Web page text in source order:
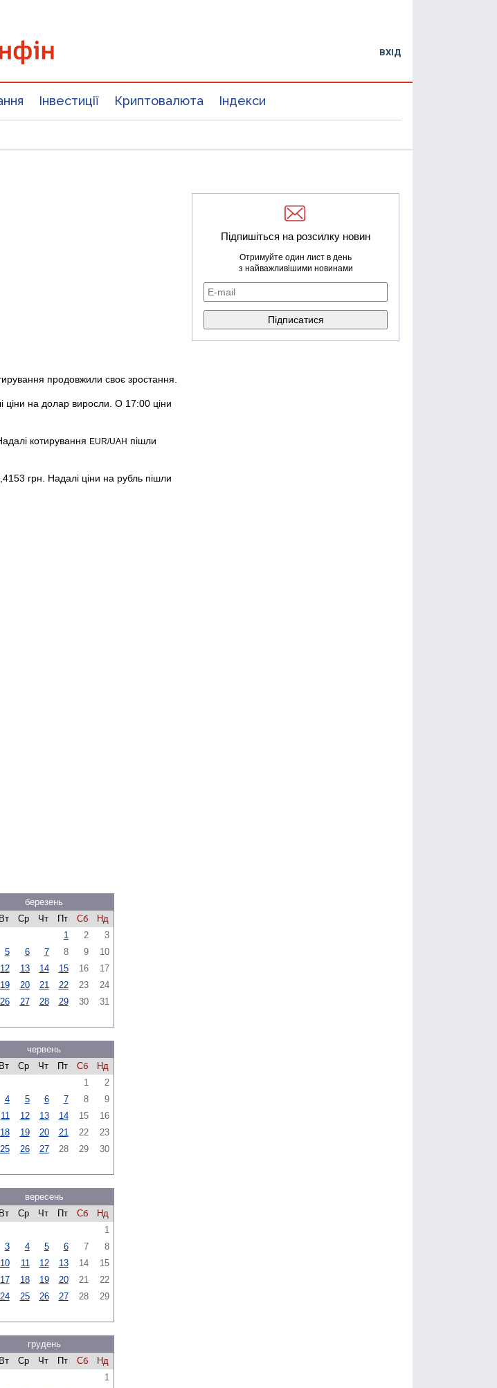
ВХІД
Інвестиції Криптовалюта Індекси
продовжили своє зростання.
на долар виросли. О 17:00 ціни
котирування EUR/UAH пішли
грн. Надалі ціни на рубль пішли
березень
Вт Ср Чт Пт Сб
Нд
1
2
3
5 6 7 8 9
10
12 13 14 15 16
17
19 20 21 22 23
24
26 27 28 29 30 31
червень
Вт Ср Чт Пт Сб
Нд
1
2
4 5 6 7 8
9
11 12 13 14 15
16
18 19 20 21 22
23
25 26 27 28 29 30
вересень
Вт Ср Чт Пт Сб
Нд
1
3 4 5 6 7
8
10 11 12 13 14
15
17 18 19 20 21
22
24 25 26 27 28
29
грудень
Вт Ср Чт Пт Сб
Нд
1
Підпишіться на розсилку новин
Отримуйте один лист в день
з найважливішими новинами